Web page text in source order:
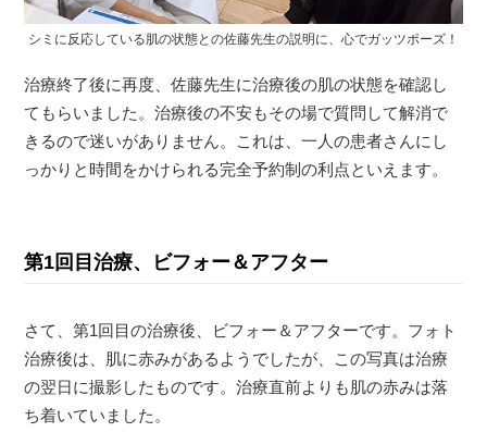
シミに反応している肌の状態との佐藤先生の説明に、心でガッツポーズ！
治療終了後に再度、佐藤先生に治療後の肌の状態を確認し
てもらいました。治療後の不安もその場で質問して解消で
きるので迷いがありません。これは、一人の患者さんにし
っかりと時間をかけられる完全予約制の利点といえます。
第1回目治療、ビフォー＆アフター
さて、第1回目の治療後、ビフォー＆アフターです。フォト
治療後は、肌に赤みがあるようでしたが、この写真は治療
の翌日に撮影したものです。治療直前よりも肌の赤みは落
ち着いていました。